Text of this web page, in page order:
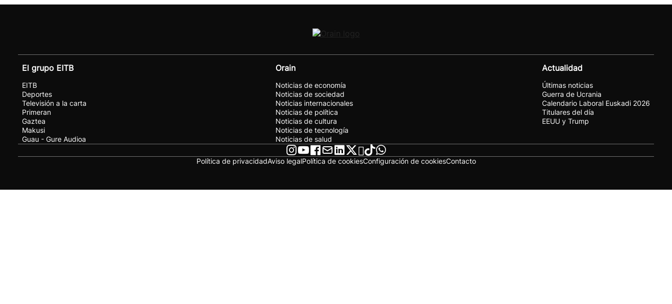
El grupo EITB
EITB
Deportes
Televisión a la carta
Primeran
Gaztea
Makusi
Guau - Gure Audioa
Orain
Noticias de economía
Noticias de sociedad
Noticias internacionales
Noticias de política
Noticias de cultura
Noticias de tecnología
Noticias de salud
Actualidad
Últimas noticias
Guerra de Ucrania
Calendario Laboral Euskadi 2026
Titulares del día
EEUU y Trump
Política de privacidadAviso legalPolítica de cookiesConfiguración de cookiesContacto